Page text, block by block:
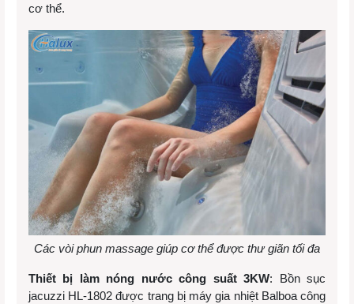
cơ thể.
Các vòi phun massage giúp cơ thể được thư giãn tối đa
Thiết bị làm nóng nước công suất 3KW: Bồn sục
jacuzzi HL-1802 được trang bị máy gia nhiệt Balboa công